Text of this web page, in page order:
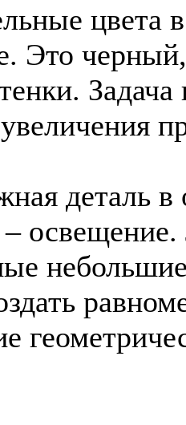
цвета
Это
деталь
освещение.